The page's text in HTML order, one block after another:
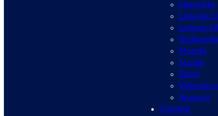
Interviste
Lanuvio
Lariano
Mondo
Scuola
Sport
Videoteca
Annunci
Contatti